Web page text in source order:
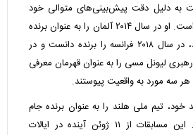
به دلیل دقت پیش‌بینی‌های متوالی خود
شهرت زیادی کسب کرده است. او در سال ۲۰۱۴ آلمان را به عنوان برنده
جام جهانی پیش‌بینی کرد، در سال ۲۰۱۸ فرانسه را برنده دانست و در
به رهبری لیونل مسی را به عنوان قهرمان معرفی
سه مورد به واقعیت پیوستند.
تیم ملی هلند را به عنوان برنده جام
جهانی ۲۰۲۶ معرفی کرد. این مسابقات از ۱۱ ژوئن آینده در ایالات